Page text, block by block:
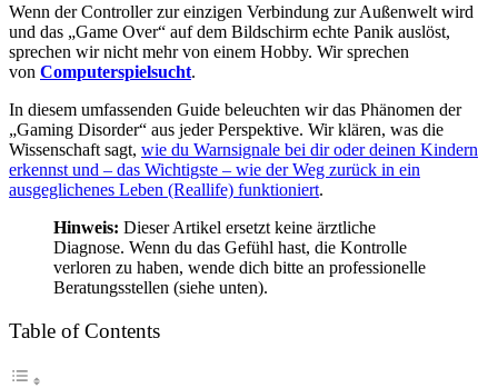
Wenn der Controller zur einzigen Verbindung zur Außenwelt wird
und das „Game Over“ auf dem Bildschirm echte Panik auslöst,
sprechen wir nicht mehr von einem Hobby. Wir sprechen
von Computerspielsucht.
In diesem umfassenden Guide beleuchten wir das Phänomen der
„Gaming Disorder“ aus jeder Perspektive. Wir klären, was die
Wissenschaft sagt, wie du Warnsignale bei dir oder deinen Kindern
erkennst und – das Wichtigste – wie der Weg zurück in ein
ausgeglichenes Leben (Reallife) funktioniert.
Hinweis: Dieser Artikel ersetzt keine ärztliche
Diagnose. Wenn du das Gefühl hast, die Kontrolle
verloren zu haben, wende dich bitte an professionelle
Beratungsstellen (siehe unten).
Table of Contents